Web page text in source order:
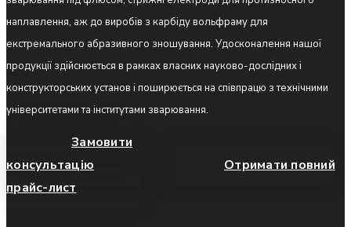
наплавлення, аж до виробів з карбіду вольфраму для
екстремального абразивного зношування. Удосконалення нашої
продукції здійснюється в рамках власних науково-дослідних і
конструкторських установ і поширюється на співпрацю з технічними
університетами та інститутами зварювання.
Замовити
консультацію
Отримати повний
прайс-лист